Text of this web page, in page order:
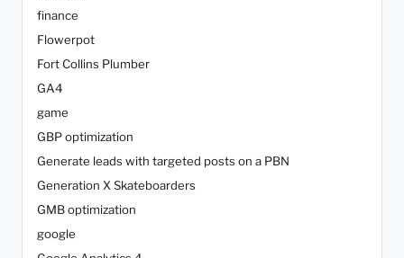
finance
Flowerpot
Fort Collins Plumber
GA4
game
GBP optimization
Generate leads with targeted posts on a PBN
Generation X Skateboarders
GMB optimization
google